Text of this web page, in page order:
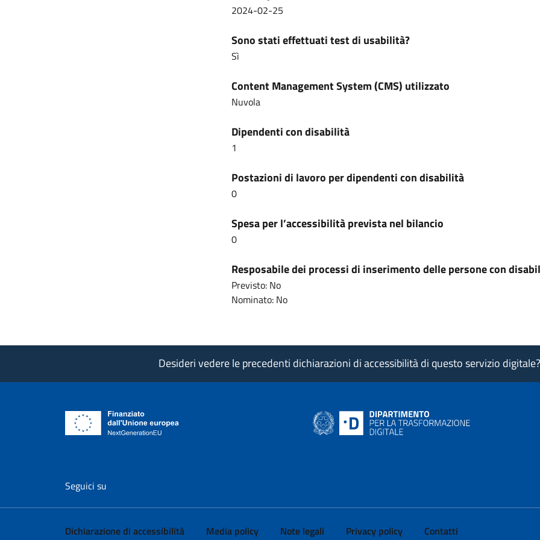
2024-02-25
Sono stati effettuati test di usabilità?
Sì
Content Management System (CMS) utilizzato
Nuvola
Dipendenti con disabilità
1
Postazioni di lavoro per dipendenti con disabilità
0
Spesa per l’accessibilità prevista nel bilancio
0
Resposabile dei processi di inserimento delle persone con
Previsto: No
Nominato: No
Desideri vedere le precedenti dichiarazioni di accessibilità di questo servizio digitale?
Seguici su
Dichiarazione di accessibilità Media policy Note legali Privacy policy Contatti